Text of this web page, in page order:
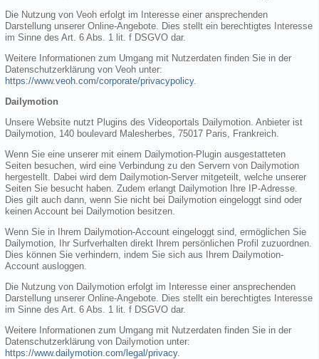
Die Nutzung von Veoh erfolgt im Interesse einer ansprechenden
Darstellung unserer Online-Angebote. Dies stellt ein berechtigtes Interesse
im Sinne des Art. 6 Abs. 1 lit. f DSGVO dar.
Weitere Informationen zum Umgang mit Nutzerdaten finden Sie in der
Datenschutzerklärung von Veoh unter:
https://www.veoh.com/corporate/privacypolicy.
Dailymotion
Unsere Website nutzt Plugins des Videoportals Dailymotion. Anbieter ist
Dailymotion, 140 boulevard Malesherbes, 75017 Paris, Frankreich.
Wenn Sie eine unserer mit einem Dailymotion-Plugin ausgestatteten
Seiten besuchen, wird eine Verbindung zu den Servern von Dailymotion
hergestellt. Dabei wird dem Dailymotion-Server mitgeteilt, welche unserer
Seiten Sie besucht haben. Zudem erlangt Dailymotion Ihre IP-Adresse.
Dies gilt auch dann, wenn Sie nicht bei Dailymotion eingeloggt sind oder
keinen Account bei Dailymotion besitzen.
Wenn Sie in Ihrem Dailymotion-Account eingeloggt sind, ermöglichen Sie
Dailymotion, Ihr Surfverhalten direkt Ihrem persönlichen Profil zuzuordnen.
Dies können Sie verhindern, indem Sie sich aus Ihrem Dailymotion-
Account ausloggen.
Die Nutzung von Dailymotion erfolgt im Interesse einer ansprechenden
Darstellung unserer Online-Angebote. Dies stellt ein berechtigtes Interesse
im Sinne des Art. 6 Abs. 1 lit. f DSGVO dar.
Weitere Informationen zum Umgang mit Nutzerdaten finden Sie in der
Datenschutzerklärung von Dailymotion unter:
https://www.dailymotion.com/legal/privacy.